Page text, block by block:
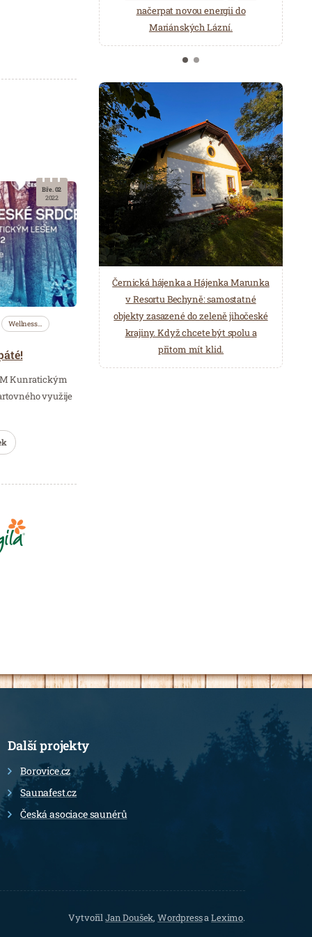
Wellness…
Kunratickým
využije
Bře. 02
2022
načerpat novou energii do
Mariánských Lázní.
Několik druhů saun a různé možnosti
ochlazení.
Černická hájenka a Hájenka Marunka
v Resortu Bechyně: samostatné
objekty zasazené do zeleně jihočeské
krajiny. Když chcete být spolu a
přitom mít klid.
Další projekty
Borovice.cz
Saunafest.cz
Česká asociace saunérů
VytvořilJan Doušek,WordpressaLeximo.